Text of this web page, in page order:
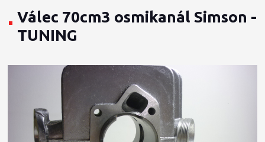
Válec 70cm3 osmikanál Simson -
TUNING